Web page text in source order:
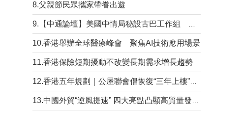
8.父親節民眾攜家帶眷出遊
10.香港舉辦全球醫療峰會 聚焦AI技術應用場景
11.香港保險短期擾動不改變長期需求增長趨勢